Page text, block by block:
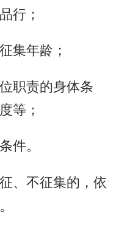
行；
集年龄；
职责的身体条
等；
件。
、不征集的，依